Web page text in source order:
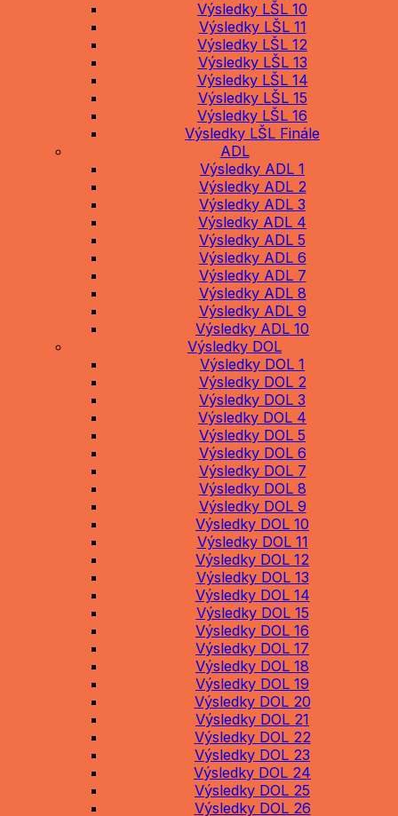
Výsledky LŠL 10
Výsledky LŠL 11
Výsledky LŠL 12
Výsledky LŠL 13
Výsledky LŠL 14
Výsledky LŠL 15
Výsledky LŠL 16
Výsledky LŠL Finále
ADL
Výsledky ADL 1
Výsledky ADL 2
Výsledky ADL 3
Výsledky ADL 4
Výsledky ADL 5
Výsledky ADL 6
Výsledky ADL 7
Výsledky ADL 8
Výsledky ADL 9
Výsledky ADL 10
Výsledky DOL
Výsledky DOL 1
Výsledky DOL 2
Výsledky DOL 3
Výsledky DOL 4
Výsledky DOL 5
Výsledky DOL 6
Výsledky DOL 7
Výsledky DOL 8
Výsledky DOL 9
Výsledky DOL 10
Výsledky DOL 11
Výsledky DOL 12
Výsledky DOL 13
Výsledky DOL 14
Výsledky DOL 15
Výsledky DOL 16
Výsledky DOL 17
Výsledky DOL 18
Výsledky DOL 19
Výsledky DOL 20
Výsledky DOL 21
Výsledky DOL 22
Výsledky DOL 23
Výsledky DOL 24
Výsledky DOL 25
Výsledky DOL 26